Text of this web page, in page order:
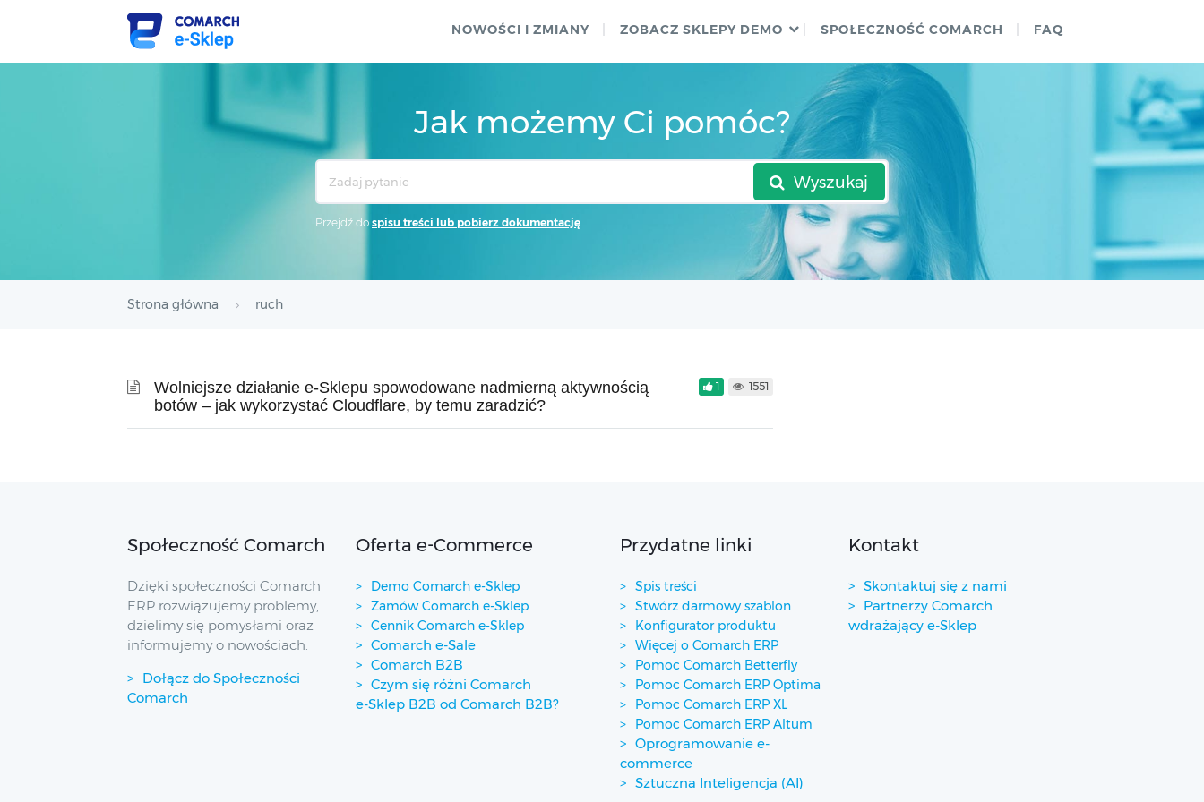
NOWOŚCI I ZMIANY ZOBACZ SKLEPY DEMO SPOŁECZNOŚĆ COMARCH FAQ
Jak możemy Ci pomóc?
Wyszukaj
Przejdź do spisu treści lub pobierz dokumentację
Strona główna ruch
Wolniejsze działanie e-Sklepu spowodowane nadmierną aktywnością
botów – jak wykorzystać Cloudflare, by temu zaradzić?
1 1551
Społeczność Comarch
Dzięki społeczności Comarch
ERP rozwiązujemy problemy,
dzielimy się pomysłami oraz
informujemy o nowościach.
Dołącz do Społeczności
Comarch
Oferta e-Commerce
Demo Comarch e-Sklep
Zamów Comarch e-Sklep
Cennik Comarch e-Sklep
Comarch e-Sale
Comarch B2B
Czym się różni Comarch
e-Sklep B2B od Comarch B2B?
Przydatne linki
Spis treści
Stwórz darmowy szablon
Konfigurator produktu
Więcej o Comarch ERP
Pomoc Comarch Betterfly
Pomoc Comarch ERP Optima
Pomoc Comarch ERP XL
Pomoc Comarch ERP Altum
Oprogramowanie e-
commerce
Sztuczna Inteligencja (AI)
Kontakt
Skontaktuj się z nami
Partnerzy Comarch
wdrażający e-Sklep